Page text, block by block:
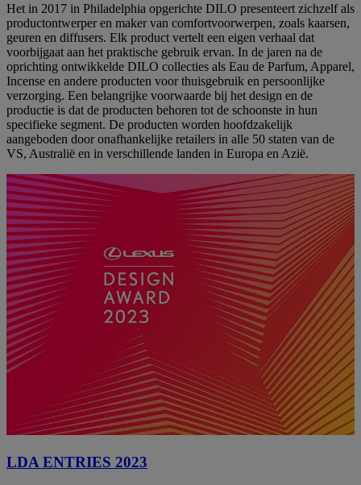
Het in 2017 in Philadelphia opgerichte DILO presenteert zichzelf als
productontwerper en maker van comfortvoorwerpen, zoals kaarsen,
geuren en diffusers. Elk product vertelt een eigen verhaal dat
voorbijgaat aan het praktische gebruik ervan. In de jaren na de
oprichting ontwikkelde DILO collecties als Eau de Parfum, Apparel,
Incense en andere producten voor thuisgebruik en persoonlijke
verzorging. Een belangrijke voorwaarde bij het design en de
productie is dat de producten behoren tot de schoonste in hun
specifieke segment. De producten worden hoofdzakelijk
aangeboden door onafhankelijke retailers in alle 50 staten van de
VS, Australië en in verschillende landen in Europa en Azië.
LDA ENTRIES 2023